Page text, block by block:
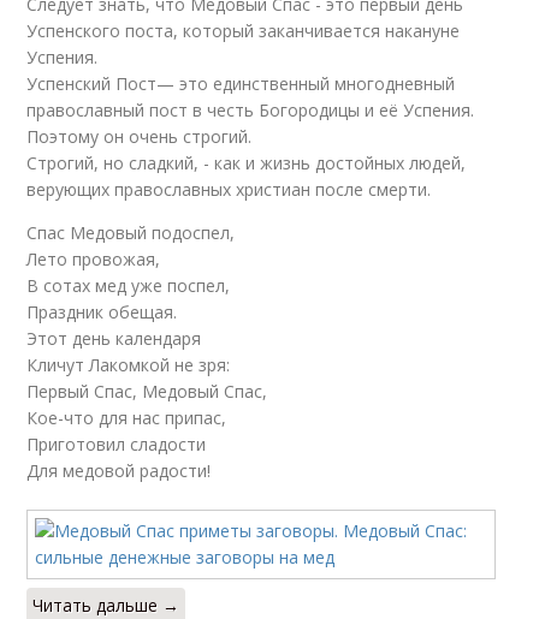
Следует знать, что Медовый Спас - это первый день
Успенского поста, который заканчивается накануне
Успения.
Успенский Пост— это единственный многодневный
православный пост в честь Богородицы и её Успения.
Поэтому он очень строгий.
Строгий, но сладкий, - как и жизнь достойных людей,
верующих православных христиан после смерти.
Спас Медовый подоспел,
Лето провожая,
В сотах мед уже поспел,
Праздник обещая.
Этот день календаря
Кличут Лакомкой не зря:
Первый Спас, Медовый Спас,
Кое-что для нас припас,
Приготовил сладости
Для медовой радости!
Читать дальше →